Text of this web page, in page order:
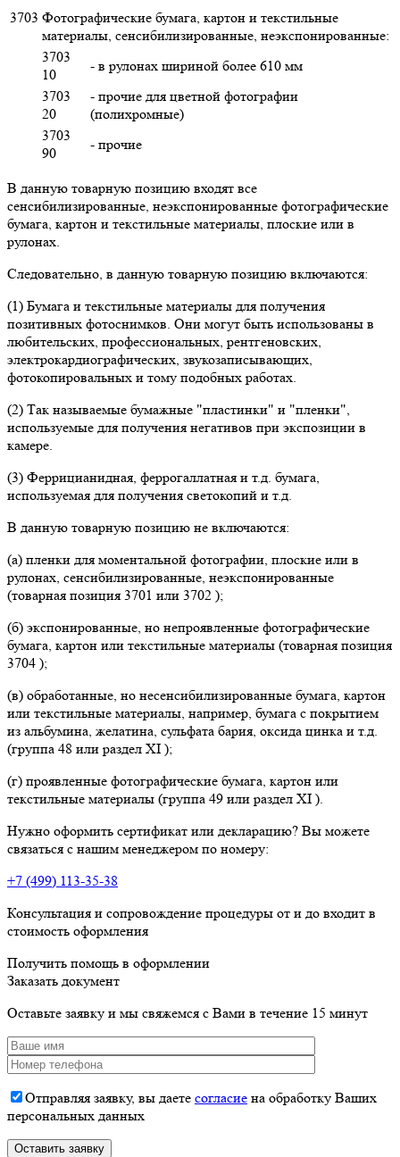
3703 Фотографические бумага, картон и текстильные
материалы, сенсибилизированные, неэкспонированные:
3703
10
- в рулонах шириной более 610 мм
3703
20
- прочие для цветной фотографии
(полихромные)
3703
90
- прочие
В данную товарную позицию входят все
сенсибилизированные, неэкспонированные фотографические
бумага, картон и текстильные материалы, плоские или в
рулонах.
Следовательно, в данную товарную позицию включаются:
(1) Бумага и текстильные материалы для получения
позитивных фотоснимков. Они могут быть использованы в
любительских, профессиональных, рентгеновских,
электрокардиографических, звукозаписывающих,
фотокопировальных и тому подобных работах.
(2) Так называемые бумажные "пластинки" и "пленки",
используемые для получения негативов при экспозиции в
камере.
(3) Феррицианидная, феррогаллатная и т.д. бумага,
используемая для получения светокопий и т.д.
В данную товарную позицию не включаются:
(а) пленки для моментальной фотографии, плоские или в
рулонах, сенсибилизированные, неэкспонированные
(товарная позиция 3701 или 3702 );
(б) экспонированные, но непроявленные фотографические
бумага, картон или текстильные материалы (товарная позиция
3704 );
(в) обработанные, но несенсибилизированные бумага, картон
или текстильные материалы, например, бумага с покрытием
из альбумина, желатина, сульфата бария, оксида цинка и т.д.
(группа 48 или раздел XI );
(г) проявленные фотографические бумага, картон или
текстильные материалы (группа 49 или раздел XI ).
Нужно оформить сертификат или декларацию? Вы можете
связаться с нашим менеджером по номеру:
+7 (499) 113-35-38
Консультация и сопровождение процедуры от и до входит в
стоимость оформления
Получить помощь в оформлении
Заказать документ
Оставьте заявку и мы свяжемся с Вами в течение 15 минут
Отправляя заявку, вы даете согласие на обработку Ваших
персональных данных